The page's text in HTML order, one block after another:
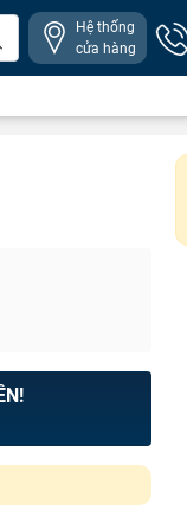
Hệ thống
cửa hàng